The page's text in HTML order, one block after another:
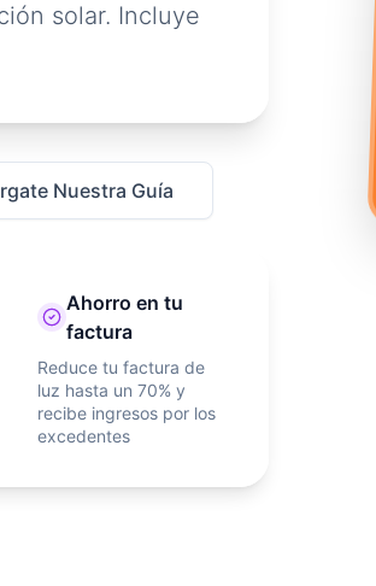
solar. Incluye
Nuestra Guía
Ahorro en tu
factura
Reduce tu factura de
luz hasta un 70% y
recibe ingresos por los
excedentes